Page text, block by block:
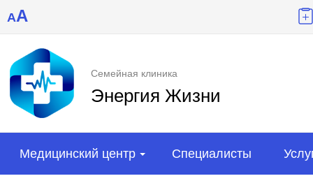
AA
Семейная клиника
Энергия Жизни
Медицинский центр Специалисты